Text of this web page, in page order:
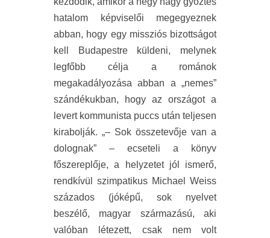
hatalom képviselői megegyeznek
abban, hogy egy missziós bizottságot
kell Budapestre küldeni, melynek
legfőbb célja a románok
megakadályozása abban a „nemes”
szándékukban, hogy az országot a
levert kommunista puccs után teljesen
kirabolják. „– Sok összetevője van a
dolognak” – ecseteli a könyv
főszereplője, a helyzetet jól ismerő,
rendkívül szimpatikus Michael Weiss
százados (jóképű, sok nyelvet
beszélő, magyar származású, aki
valóban létezett, csak nem volt